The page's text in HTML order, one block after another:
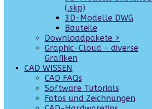
(.skp)
3D-Modelle DWG
Bauteile
Downloadpakete >
Graphic-Cloud - diverse
Grafiken
CAD WISSEN
CAD FAQs
Software Tutorials
Fotos und Zeichnungen